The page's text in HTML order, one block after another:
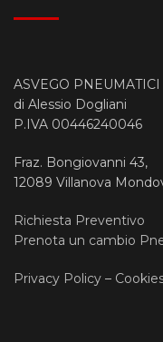
ASVEGO PNEUMATICI
di Alessio Dogliani
P.IVA 00446240046
Fraz. Bongiovanni 43,
12089 Villanova
Richiesta Preventivo
Prenota un cambio
Privacy Policy –